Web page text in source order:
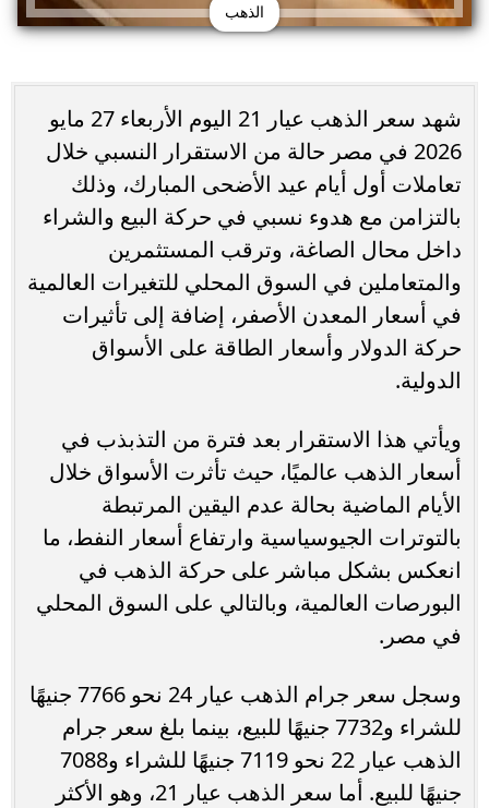
الذهب
شهد سعر الذهب عيار 21 اليوم الأربعاء 27 مايو
2026 في مصر حالة من الاستقرار النسبي خلال
تعاملات أول أيام عيد الأضحى المبارك، وذلك
بالتزامن مع هدوء نسبي في حركة البيع والشراء
داخل محال الصاغة، وترقب المستثمرين
والمتعاملين في السوق المحلي للتغيرات العالمية
في أسعار المعدن الأصفر، إضافة إلى تأثيرات
حركة الدولار وأسعار الطاقة على الأسواق
الدولية.
ويأتي هذا الاستقرار بعد فترة من التذبذب في
أسعار الذهب عالميًا، حيث تأثرت الأسواق خلال
الأيام الماضية بحالة عدم اليقين المرتبطة
بالتوترات الجيوسياسية وارتفاع أسعار النفط، ما
انعكس بشكل مباشر على حركة الذهب في
البورصات العالمية، وبالتالي على السوق المحلي
في مصر.
وسجل سعر جرام الذهب عيار 24 نحو 7766 جنيهًا
للشراء و7732 جنيهًا للبيع، بينما بلغ سعر جرام
الذهب عيار 22 نحو 7119 جنيهًا للشراء و7088
جنيهًا للبيع. أما سعر الذهب عيار 21، وهو الأكثر